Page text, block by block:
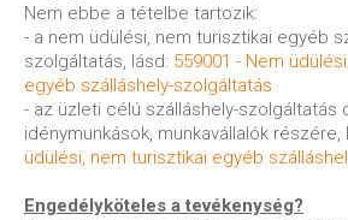
Nem ebbe a tételbe tartozik:
- a nem üdülési, nem turisztikai egyéb
szolgáltatás, lásd: 559001 - Nem
egyéb szálláshely-szolgáltatás
- az üzleti célú szálláshely-szolgáltatás
idénymunkások, munkavállalók részére,
üdülési, nem turisztikai egyéb
Engedélyköteles a tevékenység?